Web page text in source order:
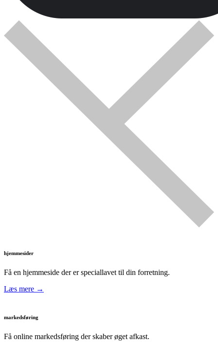
hjemmesider
Få en hjemmeside der er speciallavet til din forretning.
Læs mere →
markedsføring
Få online markedsføring der skaber øget afkast.